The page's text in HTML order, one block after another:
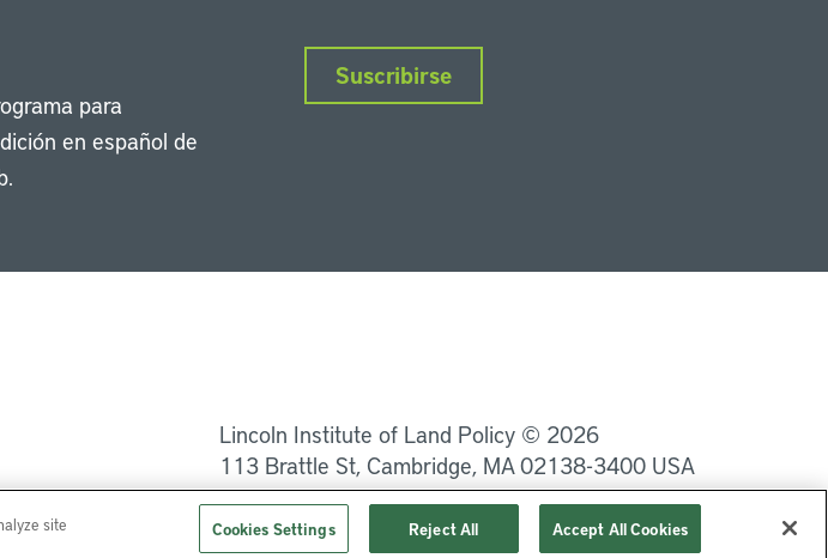
para
en español de
Suscribirse
Lincoln Institute of Land Policy © 2026
113 Brattle St, Cambridge, MA 02138-3400 USA
Ayuda
Privacidad Términos de uso
site
Cookies Settings Reject All Accept All Cookies